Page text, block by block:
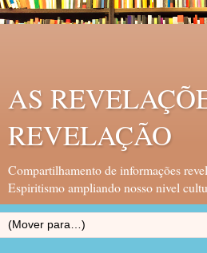
AS
REVELAÇÃO
Compartilhamento de informações
Espiritismo ampliando nosso nivel